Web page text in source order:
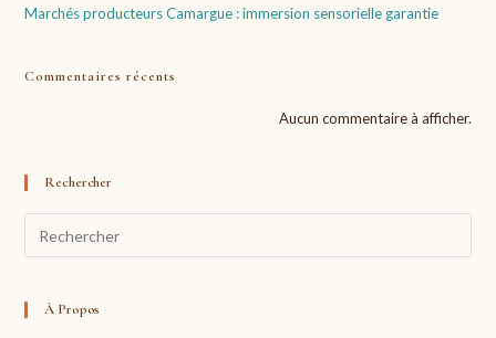
Marchés producteurs Camargue : immersion sensorielle garantie
Commentaires récents
Aucun commentaire à afficher.
Rechercher
À Propos